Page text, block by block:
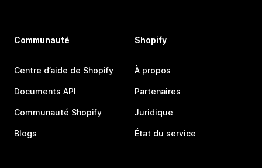
Communauté
Centre d’aide de Shopify
Documents API
Communauté Shopify
Blogs
Shopify
À propos
Partenaires
Juridique
État du service